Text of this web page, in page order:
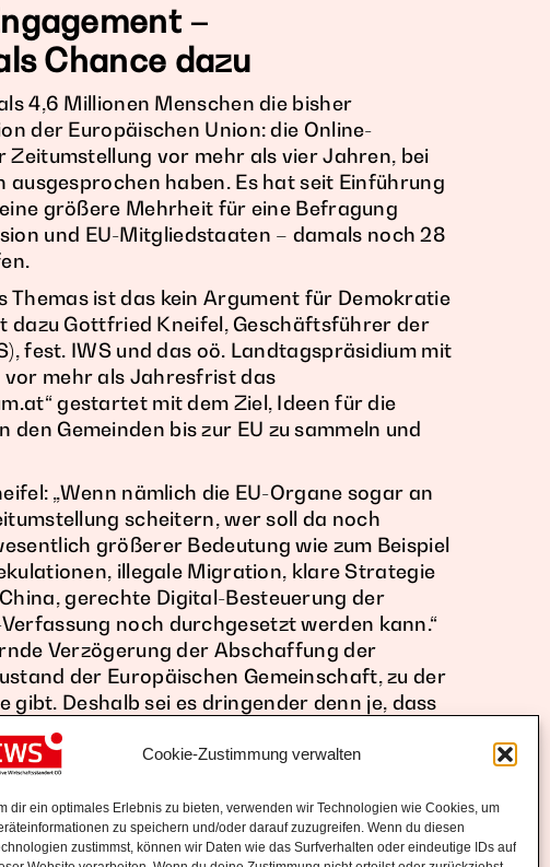
Cookie-Zustimmung verwalten
dir ein optimales Erlebnis zu bieten, verwenden wir Technologien wie Cookies, um
zu speichern und/oder darauf zuzugreifen. Wenn du diesen
zustimmst, können wir Daten wie das Surfverhalten oder eindeutige IDs auf
–
Chance dazu
4,6 Millionen Menschen die bisher
der Europäischen Union: die Online-
vor mehr als vier Jahren, bei
haben. Es hat seit Einführung
größere Mehrheit für eine Befragung
und EU-Mitgliedstaaten – damals noch 28
Themas ist das kein Argument für Demokratie
dazu Gottfried Kneifel, Geschäftsführer der
fest. IWS und das oö. Landtagspräsidium mit
mehr als Jahresfrist das
gestartet mit dem Ziel, Ideen für die
Gemeinden bis zur EU zu sammeln und
„Wenn nämlich die EU-Organe sogar an
scheitern, wer soll da noch
größerer Bedeutung wie zum Beispiel
illegale Migration, klare Strategie
gerechte Digital-Besteuerung der
noch durchgesetzt werden kann.“
Verzögerung der Abschaffung der
der Europäischen Gemeinschaft, zu der
Deshalb sei es dringender denn je, dass
EU ihre Meinung sagen.
Möglichkeit dazu.